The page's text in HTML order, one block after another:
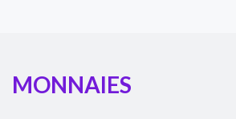
MONNAIES